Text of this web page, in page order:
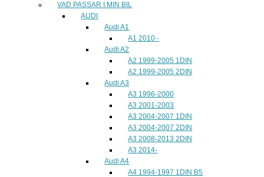
VAD PASSAR I MIN BIL
AUDI
Audi A1
A1 2010 -
Audi A2
A2 1999-2005 1DIN
A2 1999-2005 2DIN
Audi A3
A3 1996-2000
A3 2001-2003
A3 2004-2007 1DIN
A3 2004-2007 2DIN
A3 2008-2013 2DIN
A3 2014-
Audi A4
A4 1994-1997 1DIN B5